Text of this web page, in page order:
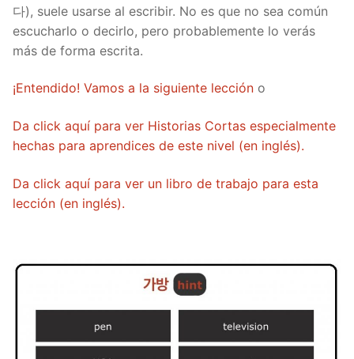
다), suele usarse al escribir. No es que no sea común
escucharlo o decirlo, pero probablemente lo verás
más de forma escrita.
¡Entendido! Vamos a la siguiente lección o
Da click aquí para ver Historias Cortas especialmente
hechas para aprendices de este nivel (en inglés).
Da click aquí para ver un libro de trabajo para esta
lección (en inglés).